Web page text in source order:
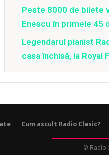
Peste 8000 de bilete
Enescu în primele 45
Legendarul pianist
casa închisă, la Royal
Cum ascult Radio Clasic?
© Radio